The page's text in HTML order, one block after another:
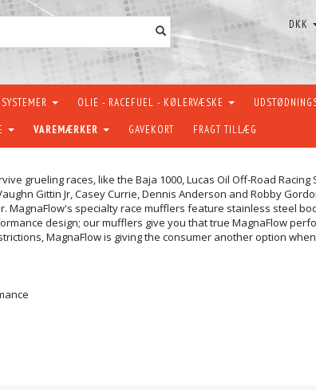
DKK
OLIE - RACEFUEL - KØLERVÆSKE
VAREMÆRKER GAVEKORT FRAGT TILLÆG
grueling races, like the Baja 1000, Lucas Oil Off-Road Racing
Gittin Jr, Casey Currie, Dennis Anderson and Robby
MagnaFlow's specialty race mufflers feature stainless steel
design; our mufflers give you that true MagnaFlow
MagnaFlow is giving the consumer another option